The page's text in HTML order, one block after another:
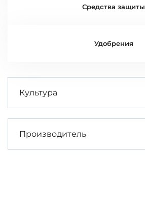
Средства защиты
Удобрения
Культура
Производитель